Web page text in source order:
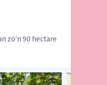
zo’n 90 hectare